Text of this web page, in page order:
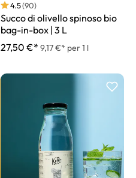
4.5(90)
Succo di olivello spinoso bio
bag-in-box | 3 L
27,50 €* 9,17 €* per 1 l